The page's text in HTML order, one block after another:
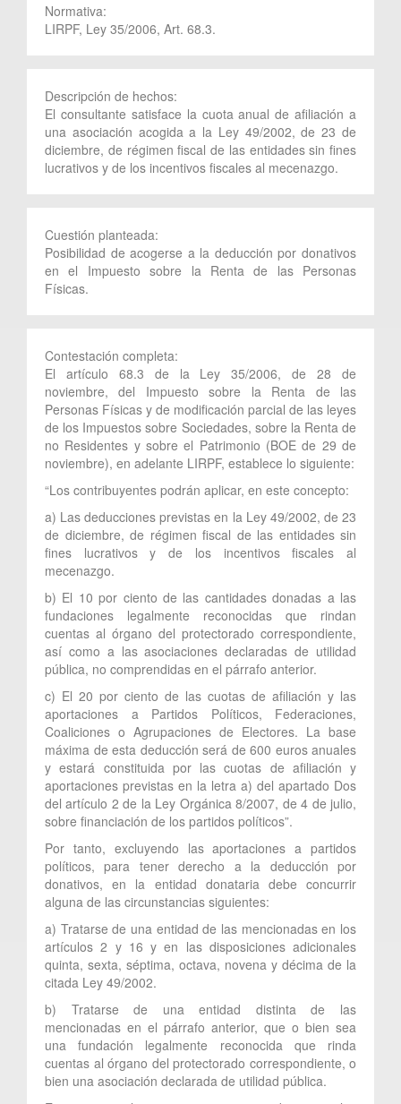
Normativa:
LIRPF, Ley 35/2006, Art. 68.3.
Descripción de hechos:
El consultante satisface la cuota anual de afiliación a
una asociación acogida a la Ley 49/2002, de 23 de
diciembre, de régimen fiscal de las entidades sin fines
lucrativos y de los incentivos fiscales al mecenazgo.
Cuestión planteada:
Posibilidad de acogerse a la deducción por donativos
en el Impuesto sobre la Renta de las Personas
Físicas.
Contestación completa:
El artículo 68.3 de la Ley 35/2006, de 28 de
noviembre, del Impuesto sobre la Renta de las
Personas Físicas y de modificación parcial de las leyes
de los Impuestos sobre Sociedades, sobre la Renta de
no Residentes y sobre el Patrimonio (BOE de 29 de
noviembre), en adelante LIRPF, establece lo siguiente:
“Los contribuyentes podrán aplicar, en este concepto:
a) Las deducciones previstas en la Ley 49/2002, de 23
de diciembre, de régimen fiscal de las entidades sin
fines lucrativos y de los incentivos fiscales al
mecenazgo.
b) El 10 por ciento de las cantidades donadas a las
fundaciones legalmente reconocidas que rindan
cuentas al órgano del protectorado correspondiente,
así como a las asociaciones declaradas de utilidad
pública, no comprendidas en el párrafo anterior.
c) El 20 por ciento de las cuotas de afiliación y las
aportaciones a Partidos Políticos, Federaciones,
Coaliciones o Agrupaciones de Electores. La base
máxima de esta deducción será de 600 euros anuales
y estará constituida por las cuotas de afiliación y
aportaciones previstas en la letra a) del apartado Dos
del artículo 2 de la Ley Orgánica 8/2007, de 4 de julio,
sobre financiación de los partidos políticos”.
Por tanto, excluyendo las aportaciones a partidos
políticos, para tener derecho a la deducción por
donativos, en la entidad donataria debe concurrir
alguna de las circunstancias siguientes:
a) Tratarse de una entidad de las mencionadas en los
artículos 2 y 16 y en las disposiciones adicionales
quinta, sexta, séptima, octava, novena y décima de la
citada Ley 49/2002.
b) Tratarse de una entidad distinta de las
mencionadas en el párrafo anterior, que o bien sea
una fundación legalmente reconocida que rinda
cuentas al órgano del protectorado correspondiente, o
bien una asociación declarada de utilidad pública.